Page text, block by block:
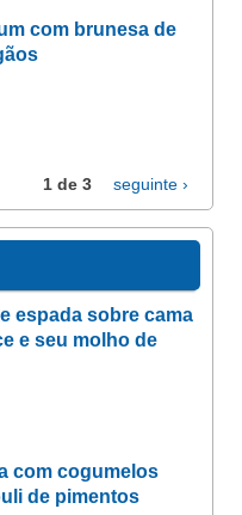
com brunesa de
1 de 3 seguinte ›
espada sobre cama
e seu molho de
com cogumelos
de pimentos